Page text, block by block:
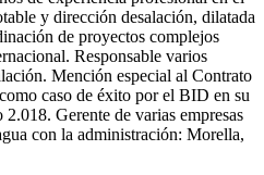
y dirección desalación, dilatada
de proyectos complejos
Responsable varios
Mención especial al Contrato
caso de éxito por el BID en su
Gerente de varias empresas
con la administración: Morella,